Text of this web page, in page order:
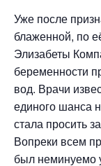
Уже после
блаженной, по
Элизабеты
беременности
вод. Врачи
единого шанса
стала просить
Вопреки всем
был неминуемо